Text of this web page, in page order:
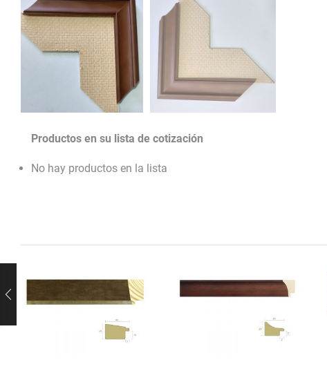
Productos en su lista de cotización
No hay productos en la lista